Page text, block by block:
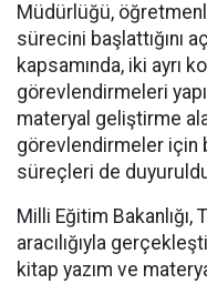
Müdürlüğü,
sürecini başlattığını
kapsamında, iki ayrı
görevlendirmeleri
materyal geliştirme
görevlendirmeler için
süreçleri de
Milli Eğitim
aracılığıyla
kitap yazım ve